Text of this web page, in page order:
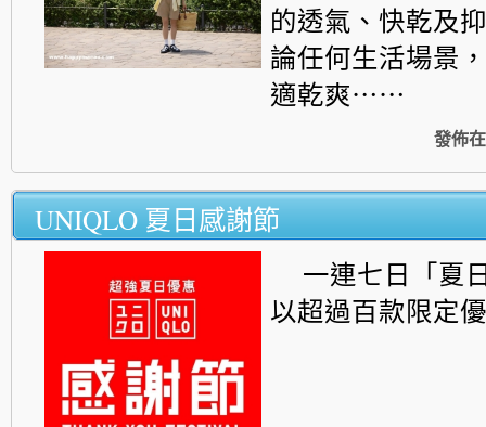
的透氣、 快乾及
論任何生活場景
適乾爽⋯⋯
發佈在
UNIQLO 夏日感謝節
一連七日「夏
以超過百款限定